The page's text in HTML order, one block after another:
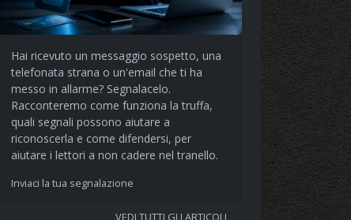
Hai ricevuto un messaggio sospetto, una
telefonata strana o un'email che ti ha
messo in allarme? Segnalacelo.
Racconteremo come funziona la truffa,
quali segnali possono aiutare a
riconoscerla e come difendersi, per
aiutare i lettori a non cadere nel tranello.
Inviaci la tua segnalazione